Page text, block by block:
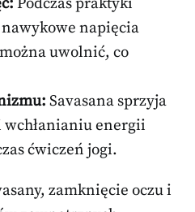
Podczas praktyki
napięcia
uwolnić, co
Savasana sprzyja
energii
ćwiczeń jogi.
zamknięcie oczu i